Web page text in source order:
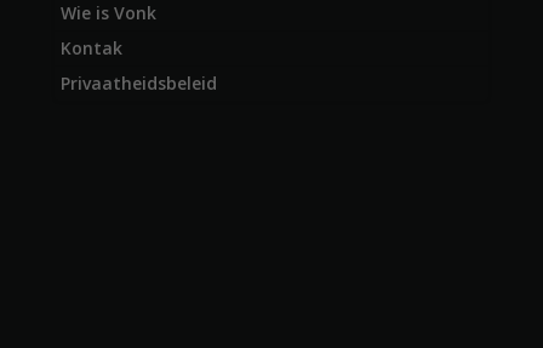
Wie is Vonk
Kontak
Privaatheidsbeleid